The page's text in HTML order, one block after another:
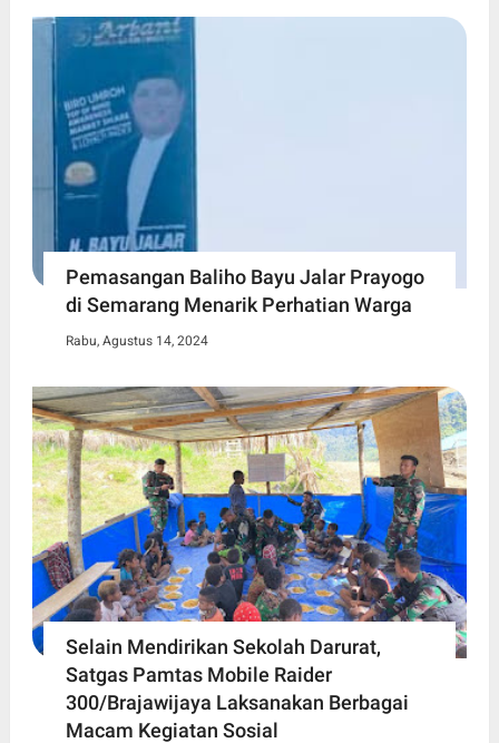
Pemasangan Baliho Bayu Jalar Prayogo
di Semarang Menarik Perhatian Warga
Rabu, Agustus 14, 2024
Selain Mendirikan Sekolah Darurat,
Satgas Pamtas Mobile Raider
300/Brajawijaya Laksanakan Berbagai
Macam Kegiatan Sosial